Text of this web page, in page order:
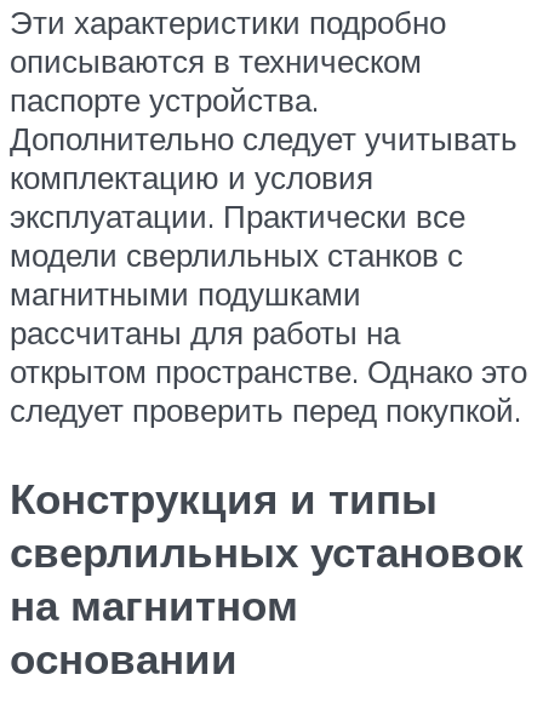
Эти характеристики подробно
описываются в техническом
паспорте устройства.
Дополнительно следует учитывать
комплектацию и условия
эксплуатации. Практически все
модели сверлильных станков с
магнитными подушками
рассчитаны для работы на
открытом пространстве. Однако это
следует проверить перед покупкой.
Конструкция и типы
сверлильных установок
на магнитном
основании